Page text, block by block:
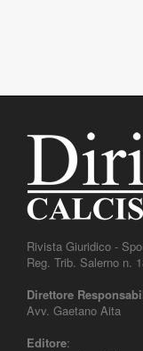
Rivista Giuridico -
Reg. Trib. Salerno n.
Direttore
Avv. Gaetano Aita
Editore: